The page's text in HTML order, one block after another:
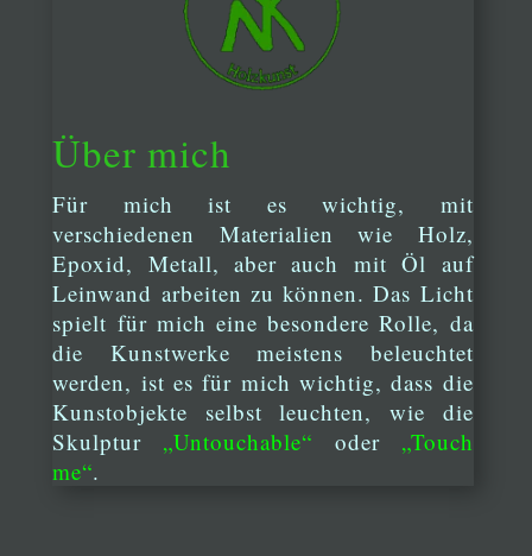
Über mich
Für mich ist es wichtig, mit
verschiedenen Materialien wie Holz,
Epoxid, Metall, aber auch mit Öl auf
Leinwand arbeiten zu können. Das Licht
spielt für mich eine besondere Rolle, da
die Kunstwerke meistens beleuchtet
werden, ist es für mich wichtig, dass die
Kunstobjekte selbst leuchten, wie die
Skulptur „Untouchable“ oder„Touch
me“.